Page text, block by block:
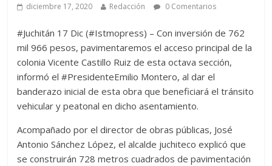
diciembre 17, 2020 Redacción 0 Comentarios
#Juchitán 17 Dic (#Istmopress) – Con inversión de 762
mil 966 pesos, pavimentaremos el acceso principal de la
colonia Vicente Castillo Ruiz de esta octava sección,
informó el #PresidenteEmilio Montero, al dar el
banderazo inicial de esta obra que beneficiará el tránsito
vehicular y peatonal en dicho asentamiento.
Acompañado por el director de obras públicas, José
Antonio Sánchez López, el alcalde juchiteco explicó que
se construirán 728 metros cuadrados de pavimentación